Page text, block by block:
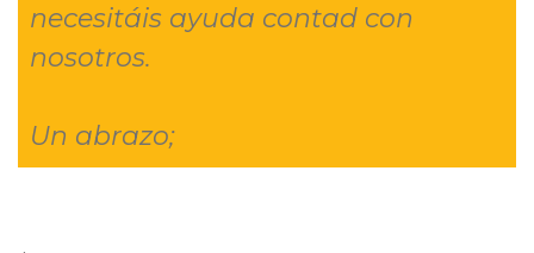
necesitáis ayuda contad con
nosotros.
Un abrazo;